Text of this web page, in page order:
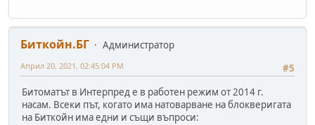
Биткойн.БГ
Администратор
#5
Април 20, 2021, 02:45:04 PM
Битоматът в Интерпред е в работен режим от 2014 г.
насам. Всеки път, когато има натоварване на блокверигата
на Биткойн има едни и същи въпроси: